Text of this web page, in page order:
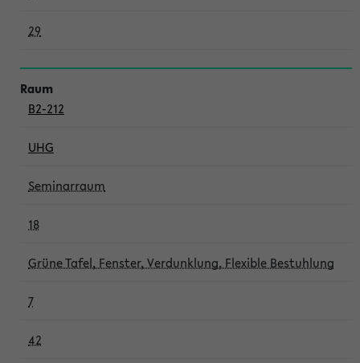
29
B2-212
UHG
Seminarraum
18
Grüne Tafel, Fenster, Verdunklung, Flexible Bestuhlung
7
42